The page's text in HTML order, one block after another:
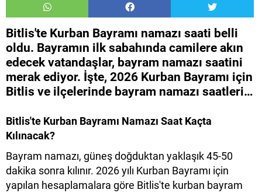
Bitlis'te Kurban Bayramı namazı saati belli
oldu. Bayramın ilk sabahında camilere akın
edecek vatandaşlar, bayram namazı saatini
merak ediyor. İşte, 2026 Kurban Bayramı için
Bitlis ve ilçelerinde bayram namazı saatleri…
Bitlis'te Kurban Bayramı Namazı Saat Kaçta
Kılınacak?
Bayram namazı, güneş doğduktan yaklaşık 45-50
dakika sonra kılınır. 2026 yılı Kurban Bayramı için
yapılan hesaplamalara göre Bitlis'te kurban bayram